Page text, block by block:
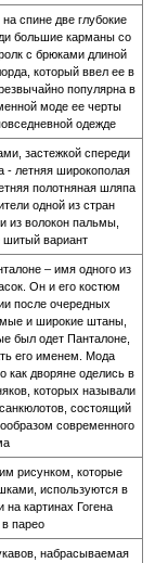
спине две глубокие
большие карманы со
с брюками длиной
который ввел ее в
популярна в
моде ее черты
одежде
застежкой спереди
- летняя широкополая
полотняная шляпа
одной из стран
из волокон пальмы,
шитый вариант
– имя одного из
Он и его костюм
после очередных
и широкие штаны,
был одет Панталоне,
его именем. Мода
как дворяне оделись в
которых называли
состоящий
современного
рисунком, которые
используются в
на картинах Гогена
парео
набрасываемая